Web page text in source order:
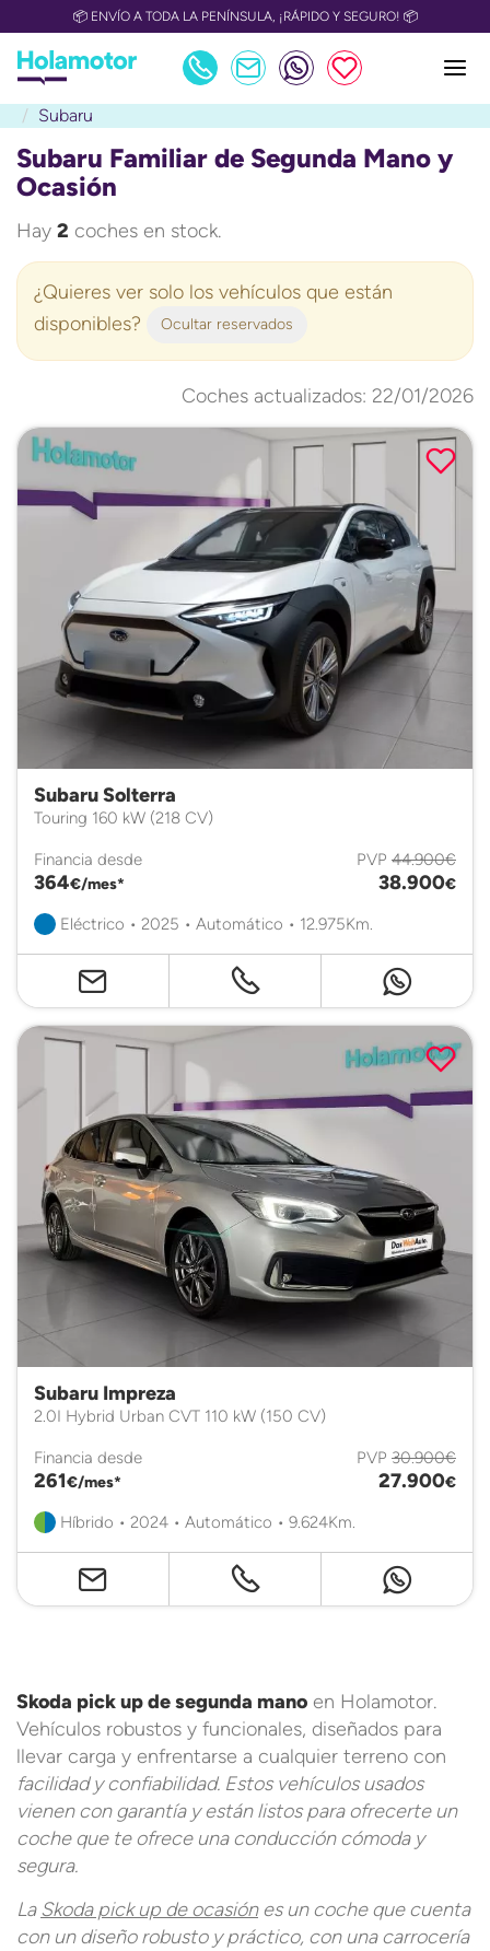
📦 ENVÍO A TODA LA PENÍNSULA, ¡RÁPIDO Y SEGURO! 📦
Subaru
Subaru Familiar de Segunda Mano y
Ocasión
Hay 2 coches en stock.
¿Quieres ver solo los vehículos que están
disponibles?
Ocultar reservados
Coches actualizados: 22/01/2026
Subaru Solterra
Touring 160 kW (218 CV)
Financia desde
364€/mes*
PVP 44.900€
38.900€
Eléctrico • 2025 • Automático • 12.975Km.
Subaru Impreza
2.0I Hybrid Urban CVT 110 kW (150 CV)
Financia desde
261€/mes*
PVP 30.900€
27.900€
Híbrido • 2024 • Automático • 9.624Km.
Skoda pick up de segunda mano en Holamotor.
Vehículos robustos y funcionales, diseñados para
llevar carga y enfrentarse a cualquier terreno con
facilidad y confiabilidad. Estos vehículos usados
vienen con garantía y están listos para ofrecerte un
coche que te ofrece una conducción cómoda y
segura.
LaSkoda pick up de ocasiónes un coche que cuenta
con un diseño robusto y práctico, con una carrocería